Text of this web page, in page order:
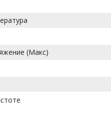
(Макс)